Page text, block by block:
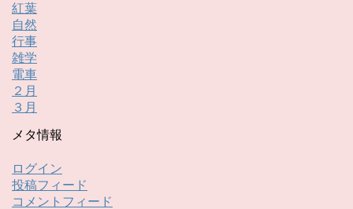
紅葉
自然
行事
雑学
電車
２月
３月
メタ情報
ログイン
投稿フィード
コメントフィード